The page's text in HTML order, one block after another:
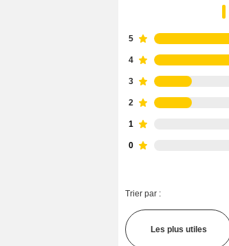
5
4
3
2
1
0
Trier par :
Les plus utiles